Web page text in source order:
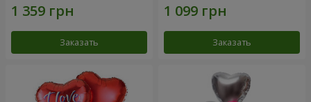
Заказать Заказать